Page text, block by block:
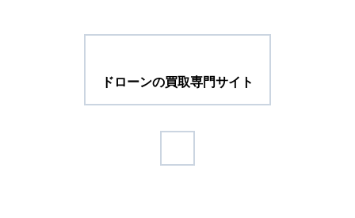
ドローンの買取専門サイト